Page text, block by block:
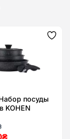
посуды
KOHEN